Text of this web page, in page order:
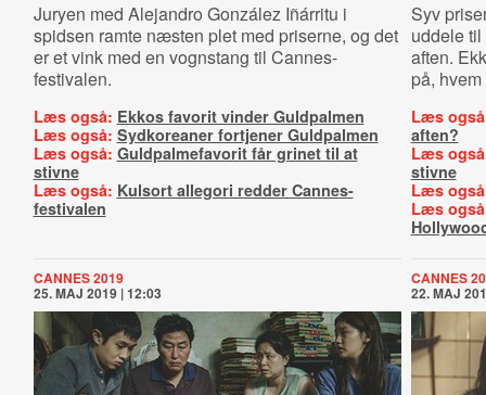
Juryen med Alejandro González Iñárritu i
spidsen ramte næsten plet med priserne, og det
er et vink med en vognstang til Cannes-
festivalen.
Læs også: Ekkos favorit vinder Guldpalmen
Læs også: Sydkoreaner fortjener Guldpalmen
Læs også: Guldpalmefavorit får grinet til at
stivne
Læs også: Kulsort allegori redder Cannes-
festivalen
Syv
uddele
aften.
på,
Læs
aften?
Læs
stivne
Læs
Læs
CANNES 2019
25. MAJ 2019 | 12:03
CANNES
22. MAJ